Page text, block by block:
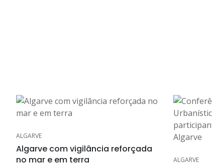
ALGARVE
Algarve com vigilância reforçada
no mar e em terra
ALGARVE